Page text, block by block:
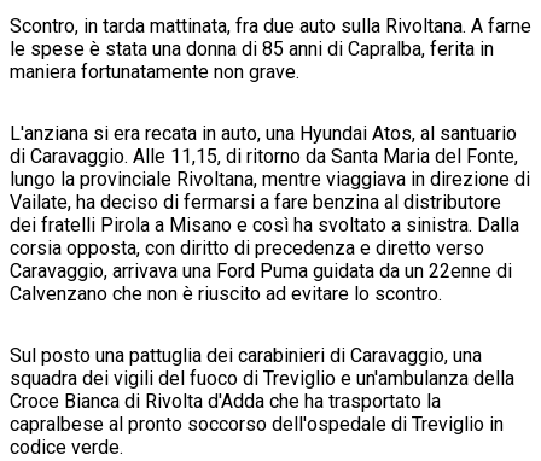
Scontro, in tarda mattinata, fra due auto sulla Rivoltana. A farne
le spese è stata una donna di 85 anni di Capralba, ferita in
maniera fortunatamente non grave.
L'anziana si era recata in auto, una Hyundai Atos, al santuario
di Caravaggio. Alle 11,15, di ritorno da Santa Maria del Fonte,
lungo la provinciale Rivoltana, mentre viaggiava in direzione di
Vailate, ha deciso di fermarsi a fare benzina al distributore
dei fratelli Pirola a Misano e così ha svoltato a sinistra. Dalla
corsia opposta, con diritto di precedenza e diretto verso
Caravaggio, arrivava una Ford Puma guidata da un 22enne di
Calvenzano che non è riuscito ad evitare lo scontro.
Sul posto una pattuglia dei carabinieri di Caravaggio, una
squadra dei vigili del fuoco di Treviglio e un'ambulanza della
Croce Bianca di Rivolta d'Adda che ha trasportato la
capralbese al pronto soccorso dell'ospedale di Treviglio in
codice verde.